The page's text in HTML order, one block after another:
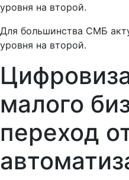
уровня на второй.
Для большинства СМБ
уровня на второй.
малого
переход